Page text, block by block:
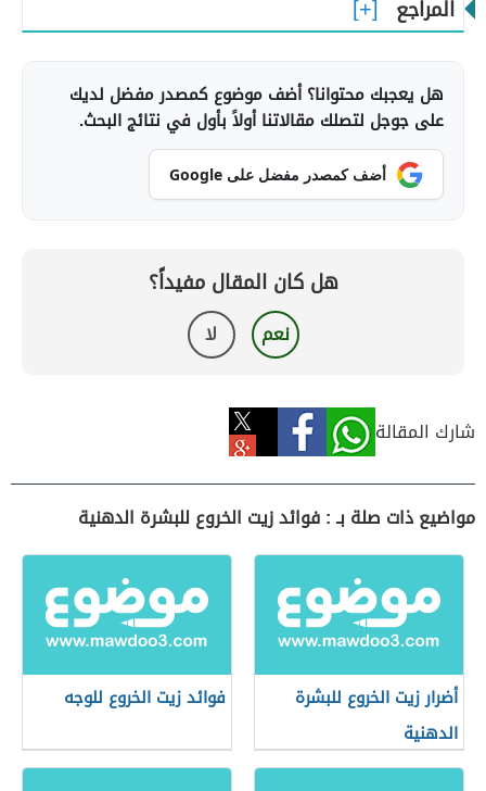
المراجع
هل يعجبك محتوانا؟ أضف موضوع كمصدر مفضل لديك
على جوجل لتصلك مقالاتنا أولاً بأول في نتائج البحث.
أضف كمصدر مفضل على Google
هل كان المقال مفيداً؟
نعم لا
شارك المقالة
مواضيع ذات صلة بـ : فوائد زيت الخروع للبشرة الدهنية
أضرار زيت الخروع للبشرة
الدهنية
فوائد زيت الخروع للوجه